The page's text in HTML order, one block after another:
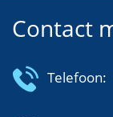
Contact
Telefoon: